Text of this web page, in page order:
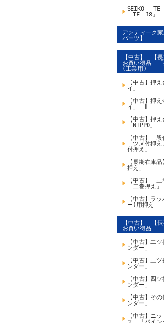
SEIKO 「
「TF 18」
アンティーク
パーツ】
【中古】 【
お買い得品
(工業用)
【中古】押
イ」
【中古】押
イ」 Ⅱ
【中古】押
「NIPPO」
【中古】「
「ツメ付押
付押え」
【長期在庫
押え」
【中古】「
「二巻押え」
【中古】ラ
ー)用押え
【中古】 【
お買い得品 「
【中古】二
ンダー」
【中古】三
ンダー」
【中古】四
ンダー」
【中古】
ンダー」
【中古】ニ
ス 「バイン